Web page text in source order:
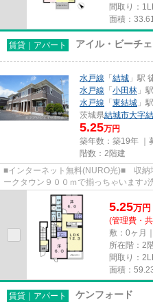
間取り：
面積：
賃貸｜アパート アイル・ビーチ
水戸線 「 結城 」駅
水戸線 「 小田林 」
水戸線 「 東結城 」
茨城県結城市大字
5.25万円
築年数：築19年 ｜
階数：2階建
■インターネット無料(NURO光)■ 収納
ークタウン９００ｍで揃っちゃいます♪
インターホン、浴室乾燥、セキ...
5.25万円
(管理費・
敷：0ヶ月
所在階：2
間取り：
面積：
賃貸｜アパート ケンフォード